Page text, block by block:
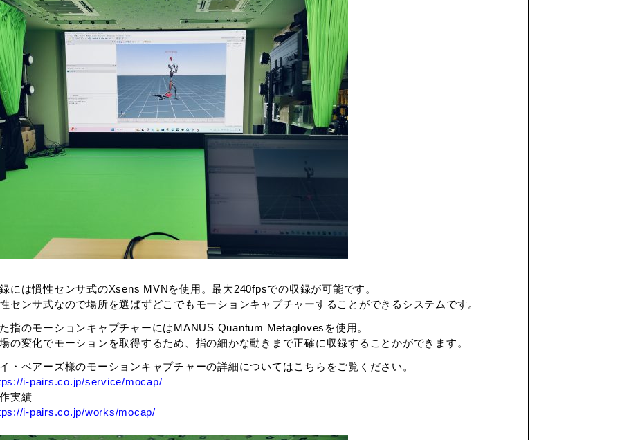
には慣性センサ式のXsens MVNを使用。最大240fpsでの収録が可能です。
センサ式なので場所を選ばずどこでもモーションキャプチャーすることができるシステムです。
指のモーションキャプチャーにはMANUS Quantum Metaglovesを使用。
の変化でモーションを取得するため、指の細かな動きまで正確に収録することかができます。
・ペアーズ様のモーションキャプチャーの詳細についてはこちらをご覧ください。
i-pairs.co.jp/service/mocap/
実績
i-pairs.co.jp/works/mocap/